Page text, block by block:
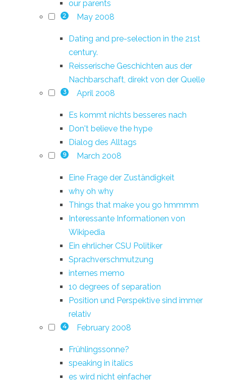
our parents
2 May 2008
Dating and pre-selection in the 21st
century.
Reisserische Geschichten aus der
Nachbarschaft, direkt von der Quelle
3 April 2008
Es kommt nichts besseres nach
Don't believe the hype
Dialog des Alltags
9 March 2008
Eine Frage der Zuständigkeit
why oh why
Things that make you go hmmmm
Interessante Informationen von
Wikipedia
Ein ehrlicher CSU Politiker
Sprachverschmutzung
internes memo
10 degrees of separation
Position und Perspektive sind immer
relativ
4 February 2008
Frühlingssonne?
speaking in italics
es wird nicht einfacher